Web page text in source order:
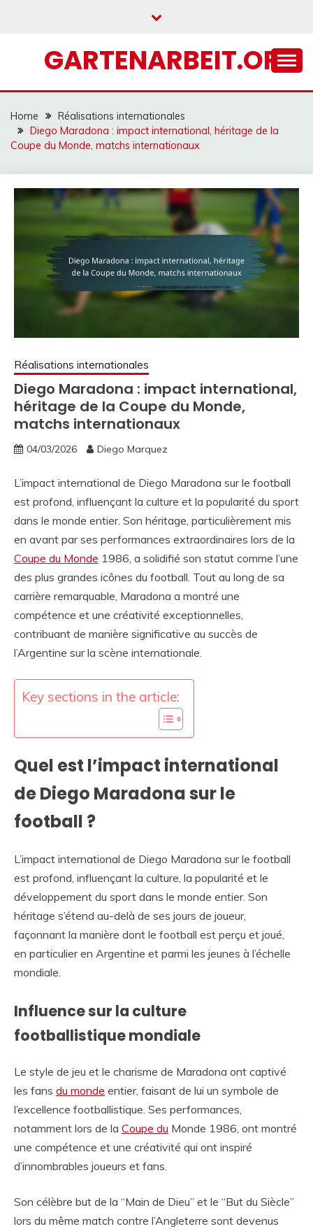
GARTENARBEIT.ORG
Home
Réalisations internationales
Diego Maradona : impact international, héritage de la
Coupe du Monde, matchs internationaux
Réalisations internationales
Diego Maradona : impact international,
héritage de la Coupe du Monde,
matchs internationaux
04/03/2026 Diego Marquez
L’impact international de Diego Maradona sur le football
est profond, influençant la culture et la popularité du sport
dans le monde entier. Son héritage, particulièrement mis
en avant par ses performances extraordinaires lors de la
Coupe du Monde 1986, a solidifié son statut comme l’une
des plus grandes icônes du football. Tout au long de sa
carrière remarquable, Maradona a montré une
compétence et une créativité exceptionnelles,
contribuant de manière significative au succès de
l’Argentine sur la scène internationale.
Key sections in the article:
Quel est l’impact international
de Diego Maradona sur le
football ?
L’impact international de Diego Maradona sur le football
est profond, influençant la culture, la popularité et le
développement du sport dans le monde entier. Son
héritage s’étend au-delà de ses jours de joueur,
façonnant la manière dont le football est perçu et joué,
en particulier en Argentine et parmi les jeunes à l’échelle
mondiale.
Influence sur la culture
footballistique mondiale
Le style de jeu et le charisme de Maradona ont captivé
les fans du monde entier, faisant de lui un symbole de
l’excellence footballistique. Ses performances,
notamment lors de la Coupe du Monde 1986, ont montré
une compétence et une créativité qui ont inspiré
d’innombrables joueurs et fans.
Son célèbre but de la “Main de Dieu” et le “But du Siècle”
lors du même match contre l’Angleterre sont devenus